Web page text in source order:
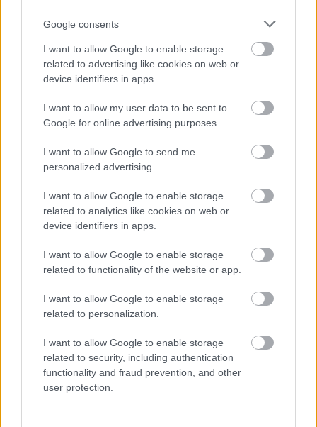
Google consents
I want to allow Google to enable storage
related to advertising like cookies on web or
device identifiers in apps.
I want to allow my user data to be sent to
Google for online advertising purposes.
I want to allow Google to send me
personalized advertising.
I want to allow Google to enable storage
related to analytics like cookies on web or
device identifiers in apps.
I want to allow Google to enable storage
related to functionality of the website or app.
I want to allow Google to enable storage
related to personalization.
I want to allow Google to enable storage
related to security, including authentication
functionality and fraud prevention, and other
user protection.
Comunio.es. A continuación
respondemos las preguntas más
Osasuna
ROSIER
BRETONES
RUBÉN GARCÍA RAÚL MORO
BUDIMIR